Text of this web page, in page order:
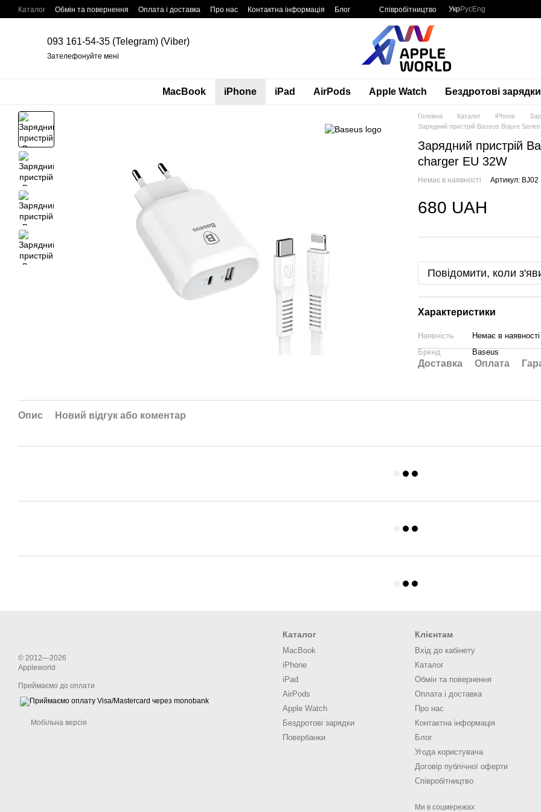
Перейти до основного контенту
Каталог Обмін та повернення Оплата і доставка Про нас Контактна інформація Блог Співробітництво УкрРусEng
093 161-54-35 (Telegram) (Viber)
Зателефонуйте мені
MacBook iPhone iPad AirPods Apple Watch Бездротові зарядки
Головна Каталог iPhone
Зарядний пристрій Baseus Bojure
Зарядний пристрій
charger EU 32W
Немає в наявності Артикул: BJ02
680 UAH
Повідомити, коли
Характеристики
Наявність
Немає в наявності
Бренд
Baseus
Доставка Оплата
Опис Новий відгук або коментар
© 2012—2026
Appleworld
Приймаємо до оплати
Мобільна версія
Каталог
MacBook
iPhone
iPad
AirPods
Apple Watch
Бездротові зарядки
Повербанки
Клієнтам
Вхід до кабінету
Каталог
Обмін та повернення
Оплата і доставка
Про нас
Контактна інформація
Блог
Угода користувача
Договір публічної оферти
Співробітництво
Ми в соцмережах